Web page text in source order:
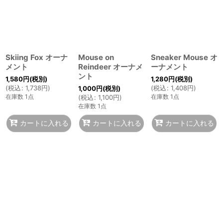
Skiing Fox オーナ
メント
1,580円(税別)
(税込: 1,738円)
在庫数 1点
カートに入れる
Mouse on
Reindeer オーナメ
ント
1,000円(税別)
(税込: 1,100円)
在庫数 1点
カートに入れる
Sneaker Mouse オ
ーナメント
1,280円(税別)
(税込: 1,408円)
在庫数 1点
カートに入れる